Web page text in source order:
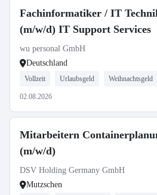
Fachinformatiker / IT
(m/w/d) IT Support Services
wu personal GmbH
Deutschland
Vollzeit Urlaubsgeld Weihnachtsgeld
02.08.2026
Mitarbeitern
(m/w/d)
DSV Holding Germany GmbH
Mutzschen